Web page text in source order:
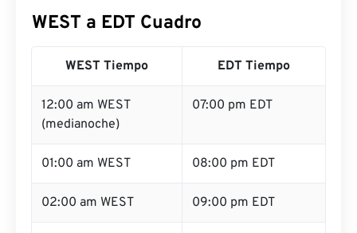
WEST a EDT Cuadro
WEST Tiempo EDT Tiempo
12:00 am WEST
(medianoche)
07:00 pm EDT
01:00 am WEST 08:00 pm EDT
02:00 am WEST 09:00 pm EDT